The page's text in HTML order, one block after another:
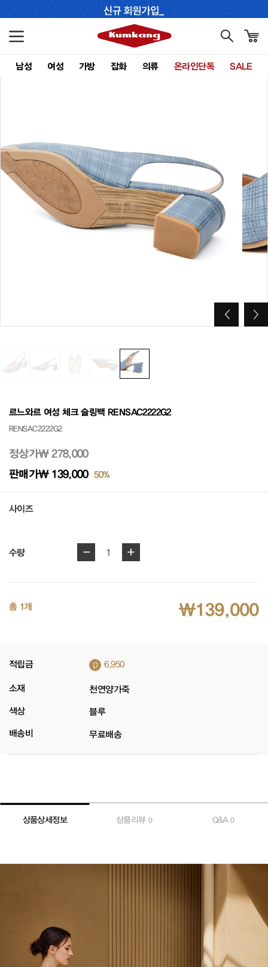
남성 여성 가방 잡화 의류 온라인단독 SALE
르느와르 여성 체크 슬링백 RENSAC2222G2
RENSAC2222G2
정상가₩ 278,000
판매가₩ 139,000 50%
사이즈
수량 - 1 +
총 1개 ₩139,000
적립금 p 6,950
소재 천연양가죽
색상 블루
배송비 무료배송
상품상세정보 상품리뷰 0 Q&A0